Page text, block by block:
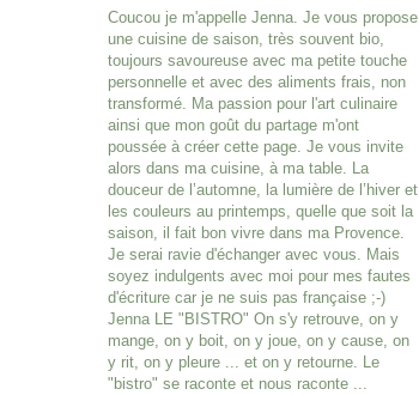
Coucou je m'appelle Jenna. Je vous propose
une cuisine de saison, très souvent bio,
toujours savoureuse avec ma petite touche
personnelle et avec des aliments frais, non
transformé. Ma passion pour l'art culinaire
ainsi que mon goût du partage m'ont
poussée à créer cette page. Je vous invite
alors dans ma cuisine, à ma table. La
douceur de l’automne, la lumière de l’hiver et
les couleurs au printemps, quelle que soit la
saison, il fait bon vivre dans ma Provence.
Je serai ravie d'échanger avec vous. Mais
soyez indulgents avec moi pour mes fautes
d'écriture car je ne suis pas française ;-)
Jenna LE "BISTRO" On s'y retrouve, on y
mange, on y boit, on y joue, on y cause, on
y rit, on y pleure ... et on y retourne. Le
"bistro" se raconte et nous raconte ...